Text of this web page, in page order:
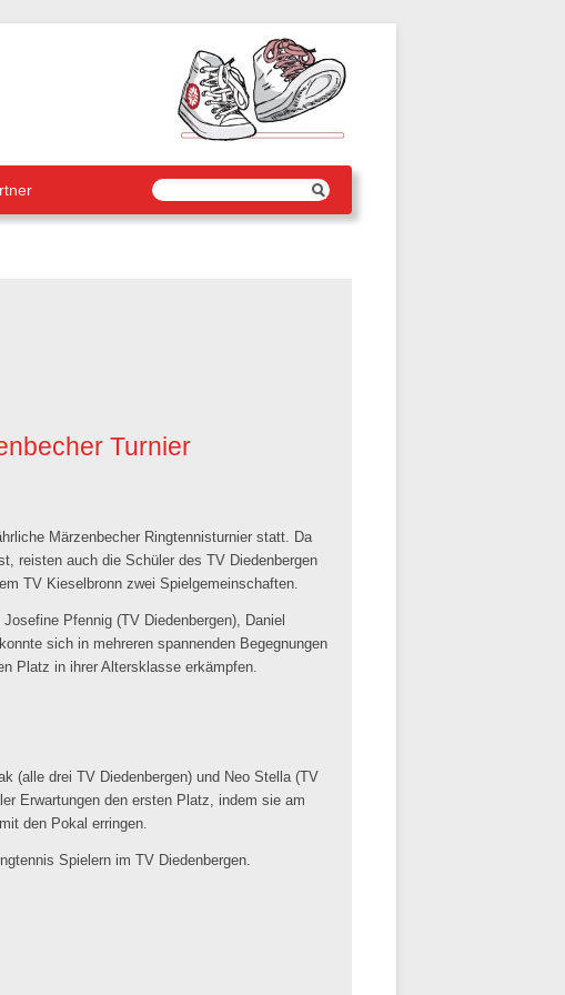
Turnier
Märzenbecher Ringtennisturnier statt. Da
reisten auch die Schüler des TV Diedenbergen
TV Kieselbronn zwei Spielgemeinschaften.
Pfennig (TV Diedenbergen), Daniel
sich in mehreren spannenden Begegnungen
Platz in ihrer Altersklasse erkämpfen.
(alle drei TV Diedenbergen) und Neo Stella (TV
Erwartungen den ersten Platz, indem sie am
den Pokal erringen.
Spielern im TV Diedenbergen.